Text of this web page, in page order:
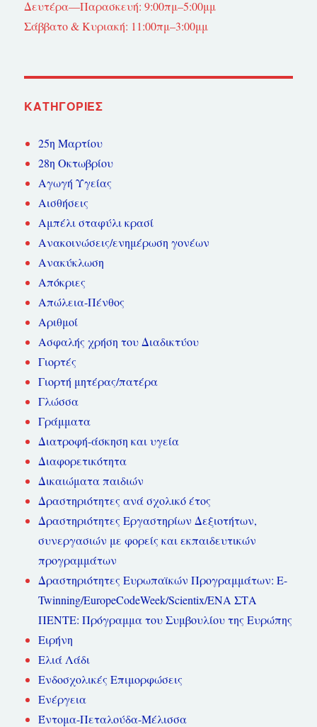
Δευτέρα—Παρασκευή: 9:00πμ–5:00μμ
Σάββατο & Κυριακή: 11:00πμ–3:00μμ
KΑΤΗΓΟΡΊΕΣ
25η Μαρτίου
28η Οκτωβρίου
Αγωγή Υγείας
Αισθήσεις
Αμπέλι σταφύλι κρασί
Ανακοινώσεις/ενημέρωση γονέων
Ανακύκλωση
Απόκριες
Απώλεια-Πένθος
Αριθμοί
Ασφαλής χρήση του Διαδικτύου
Γιορτές
Γιορτή μητέρας/πατέρα
Γλώσσα
Γράμματα
Διατροφή-άσκηση και υγεία
Διαφορετικότητα
Δικαιώματα παιδιών
Δραστηριότητες ανά σχολικό έτος
Δραστηριότητες Εργαστηρίων Δεξιοτήτων,
συνεργασιών με φορείς και εκπαιδευτικών
προγραμμάτων
Δραστηριότητες Ευρωπαϊκών Προγραμμάτων: E-
Twinning/EuropeCodeWeek/Scientix/ΕΝΑ ΣΤΑ
ΠΕΝΤΕ: Πρόγραμμα του Συμβουλίου της Ευρώπης
Ειρήνη
Ελιά Λάδι
Ενδοσχολικές Επιμορφώσεις
Ενέργεια
Έντομα-Πεταλούδα-Μέλισσα